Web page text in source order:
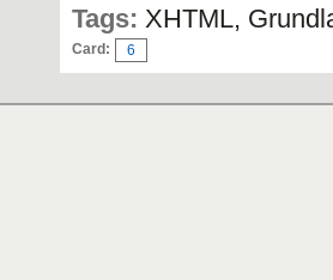
Tags: XHTML,
Card: 6